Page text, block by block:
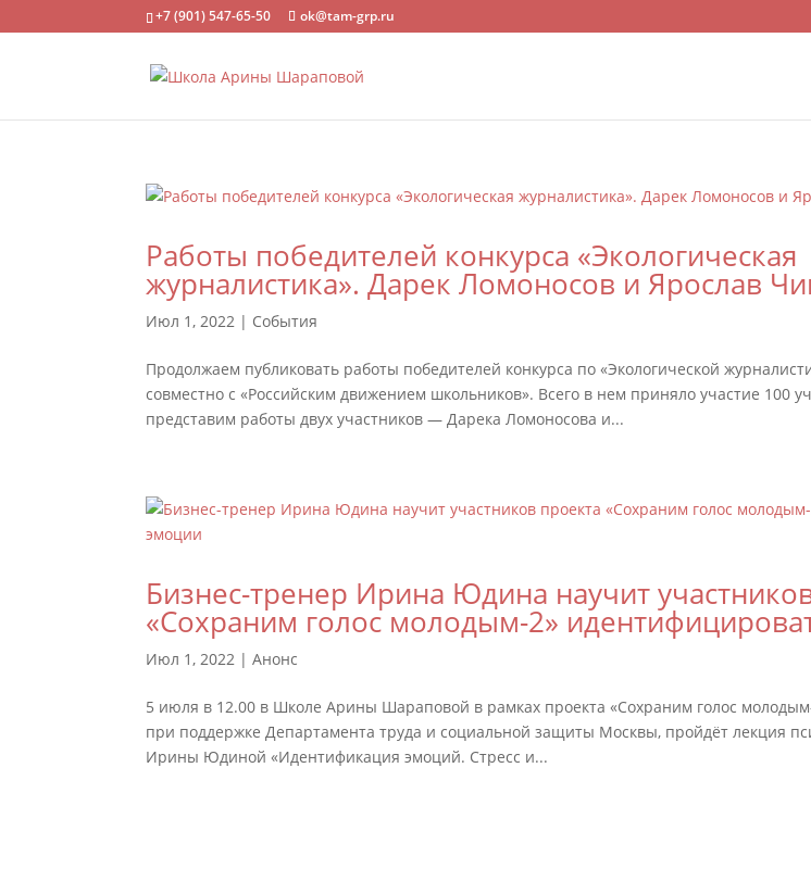
+7 (901) 547-65-50 ok@tam-grp.ru
Работы победителей конкурса «Экологическая
журналистика». Дарек Ломоносов и Ярослав
Июл 1, 2022 | События
Продолжаем публиковать работы победителей конкурса по «Экологической
совместно с «Российским движением школьников». Всего в нем приняло участие 100
представим работы двух участников — Дарека Ломоносова и...
Бизнес-тренер Ирина Юдина научит
«Сохраним голос молодым-2»
Июл 1, 2022 |Анонс
5 июля в 12.00 в Школе Арины Шараповой в рамках проекта «Сохраним голос
при поддержке Департамента труда и социальной защиты Москвы, пройдёт лекция
Ирины Юдиной «Идентификация эмоций. Стресс и...